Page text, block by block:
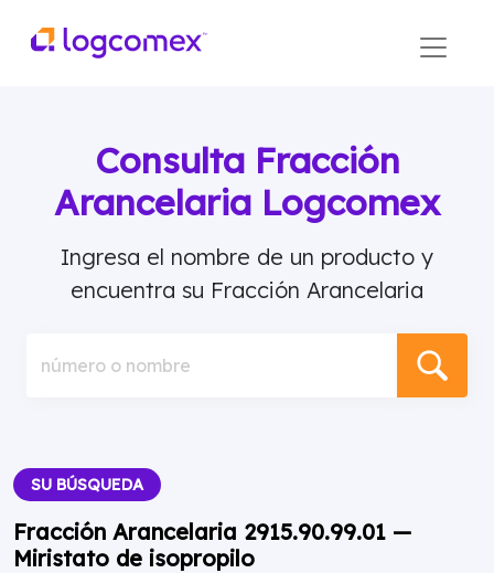
Consulta Fracción
Arancelaria Logcomex
Ingresa el nombre de un producto y
encuentra su Fracción Arancelaria
número o nombre
SU BÚSQUEDA
Fracción Arancelaria 2915.90.99.01 —
Miristato de isopropilo